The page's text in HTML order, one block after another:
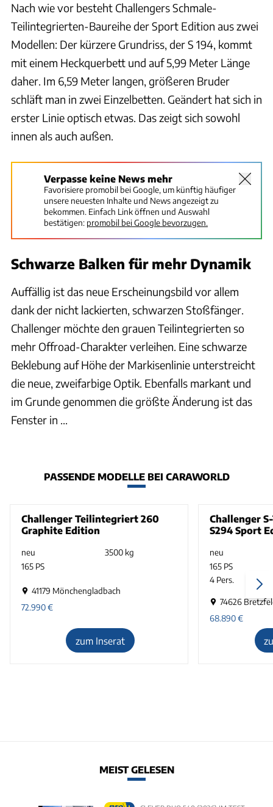
Nach wie vor besteht Challengers Schmale-
Teilintegrierten-Baureihe der Sport Edition aus zwei
Modellen: Der kürzere Grundriss, der S 194, kommt
mit einem Heckquerbett und auf 5,99 Meter Länge
daher. Im 6,59 Meter langen, größeren Bruder
schläft man in zwei Einzelbetten. Geändert hat sich in
erster Linie optisch etwas. Das zeigt sich sowohl
innen als auch außen.
Verpasse keine News mehr
Favorisiere promobil bei Google, um künftig häufiger
unsere neuesten Inhalte und News angezeigt zu
bekommen. Einfach Link öffnen und Auswahl
bestätigen: promobil bei Google bevorzugen.
Schwarze Balken für mehr Dynamik
Auffällig ist das neue Erscheinungsbild vor allem
dank der nicht lackierten, schwarzen Stoßfänger.
Challenger möchte den grauen Teilintegrierten so
mehr Offroad-Charakter verleihen. Eine schwarze
Beklebung auf Höhe der Markisenlinie unterstreicht
die neue, zweifarbige Optik. Ebenfalls markant und
im Grunde genommen die größte Änderung ist das
Fenster in ...
PASSENDE MODELLE BEI CARAWORLD
Challenger Teilintegriert 260
Graphite Edition
neu
3500 kg
165 PS
41179 Mönchengladbach
72.990€
zum Inserat
Challenger
S294 Sport
neu
165 PS
4 Pers.
74626
68.890€
MEIST GELESEN